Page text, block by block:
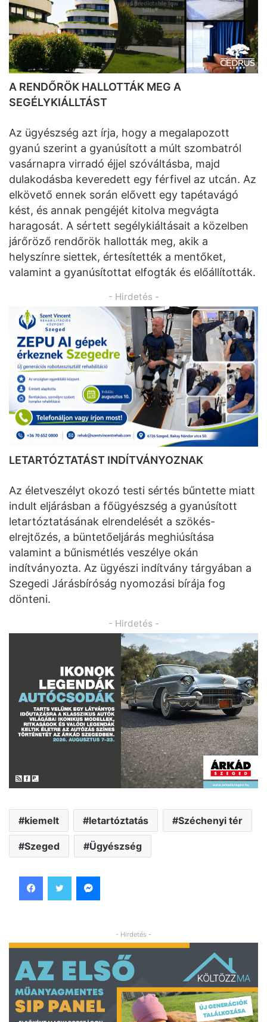
A RENDŐRÖK HALLOTTÁK MEG A
SEGÉLYKIÁLLTÁST
Az ügyészség azt írja, hogy a megalapozott
gyanú szerint a gyanúsított a múlt szombatról
vasárnapra virradó éjjel szóváltásba, majd
dulakodásba keveredett egy férfivel az utcán. Az
elkövető ennek során elővett egy tapétavágó
kést, és annak pengéjét kitolva megvágta
haragosát. A sértett segélykiáltásait a közelben
járőröző rendőrök hallották meg, akik a
helyszínre siettek, értesítették a mentőket,
valamint a gyanúsítottat elfogták és előállították.
- Hirdetés -
LETARTÓZTATÁST INDÍTVÁNYOZNAK
Az életveszélyt okozó testi sértés bűntette miatt
indult eljárásban a főügyészség a gyanúsított
letartóztatásának elrendelését a szökés-
elrejtőzés, a büntetőeljárás meghiúsítása
valamint a bűnismétlés veszélye okán
indítványozta. Az ügyészi indítvány tárgyában a
Szegedi Járásbíróság nyomozási bírája fog
dönteni.
- Hirdetés -
kiemelt letartóztatás Széchenyi tér
Szeged Ügyészség
- Hirdetés -